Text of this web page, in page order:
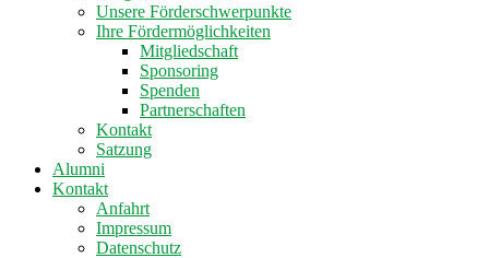
Unsere Förderschwerpunkte
Ihre Fördermöglichkeiten
Mitgliedschaft
Sponsoring
Spenden
Partnerschaften
Kontakt
Satzung
Alumni
Kontakt
Anfahrt
Impressum
Datenschutz